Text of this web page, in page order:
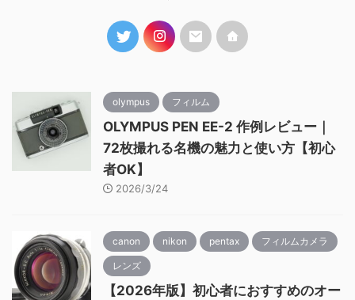
olympus フィルム
OLYMPUS PEN EE-2 作例レビュー｜
72枚撮れる名機の魅力と使い方【初心
者OK】
2026/3/24
canon nikon pentax フィルムカメラ
レンズ
【2026年版】初心者におすすめのオー